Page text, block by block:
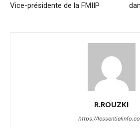
Vice-présidente de la FMIIP
R.ROUZKI
https://